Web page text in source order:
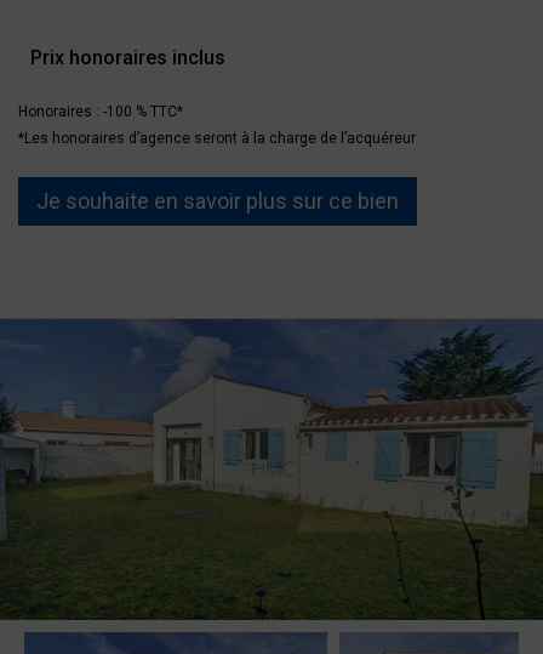
Prix honoraires inclus
Honoraires : -100 % TTC*
*Les honoraires d’agence seront à la charge de l’acquéreur
Je souhaite en savoir plus sur ce bien